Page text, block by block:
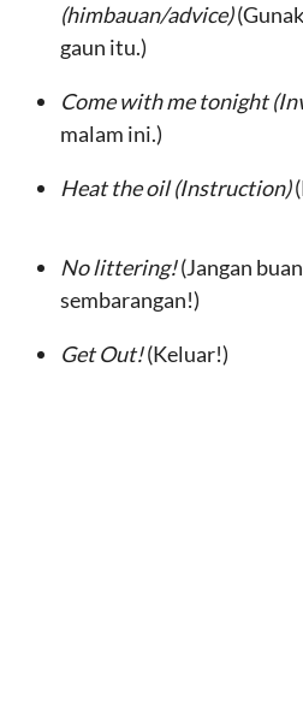
(himbauan/advice)
gaun itu.)
Come with me tonight
malam ini.)
Heat the oil (Instruction)
No littering!(Jangan
sembarangan!)
Get Out!(Keluar!)